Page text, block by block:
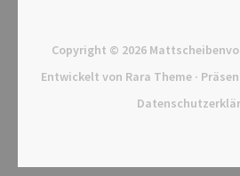
Copyright © 2026
Entwickelt von Rara Theme·